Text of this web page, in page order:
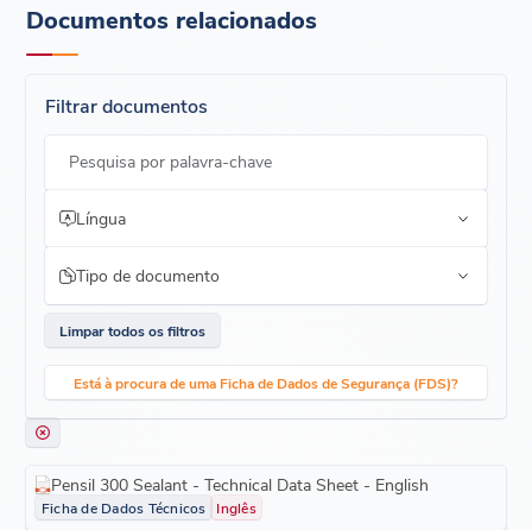
comuns
Documentos relacionados
Filtrar documentos
Pesquisa por palavra-chave
Língua
Tipo de documento
Limpar todos os filtros
Está à procura de uma Ficha de Dados de Segurança (FDS)?
Pensil 300 Sealant - Technical Data Sheet - English
Ficha de Dados Técnicos Inglês